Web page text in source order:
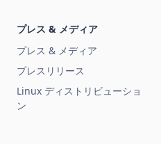
プレス & メディア
プレス & メディア
プレスリリース
Linux ディストリビューショ
ン